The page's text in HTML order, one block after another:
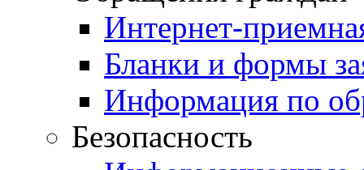
Интернет-
Бланки и формы
Информация по
Безопасность